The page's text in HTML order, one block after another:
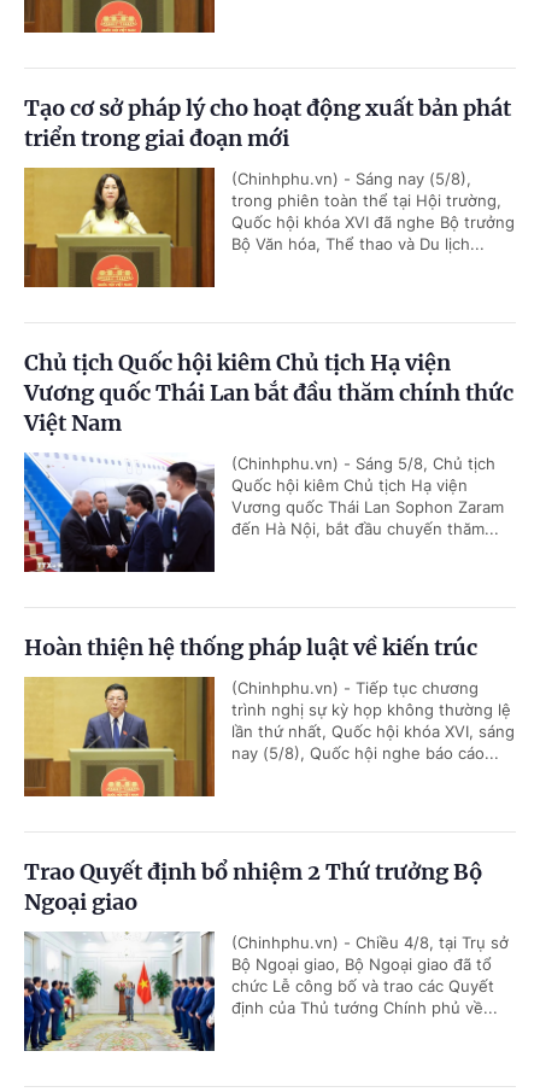
Tạo cơ sở pháp lý cho hoạt động xuất bản phát
triển trong giai đoạn mới
(Chinhphu.vn) - Sáng nay (5/8),
trong phiên toàn thể tại Hội trường,
Quốc hội khóa XVI đã nghe Bộ trưởng
Bộ Văn hóa, Thể thao và Du lịch...
Chủ tịch Quốc hội kiêm Chủ tịch Hạ viện
Vương quốc Thái Lan bắt đầu thăm chính thức
Việt Nam
(Chinhphu.vn) - Sáng 5/8, Chủ tịch
Quốc hội kiêm Chủ tịch Hạ viện
Vương quốc Thái Lan Sophon Zaram
đến Hà Nội, bắt đầu chuyến thăm...
Hoàn thiện hệ thống pháp luật về kiến trúc
(Chinhphu.vn) - Tiếp tục chương
trình nghị sự kỳ họp không thường lệ
lần thứ nhất, Quốc hội khóa XVI, sáng
nay (5/8), Quốc hội nghe báo cáo...
Trao Quyết định bổ nhiệm 2 Thứ trưởng Bộ
Ngoại giao
(Chinhphu.vn) - Chiều 4/8, tại Trụ sở
Bộ Ngoại giao, Bộ Ngoại giao đã tổ
chức Lễ công bố và trao các Quyết
định của Thủ tướng Chính phủ về...